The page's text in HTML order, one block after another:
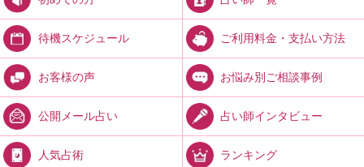
待機スケジュール ご利用料金・支払い方法
お客様の声 お悩み別ご相談事例
公開メール占い 占い師インタビュー
人気占術 ランキング